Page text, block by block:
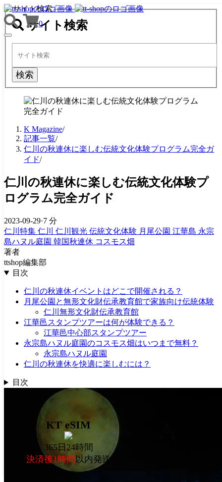
0
TOGGLE
NAVIGATION
KT eSIM
365日24時間
決済後1時間 以内発送
サイト検索
サイト検索
検索
K Magazine/
記事一覧/
仁川の秋連休に楽しむ伝統文化体験プログラム完全ガ
イド/
仁川の秋連休に楽しむ伝統文化体験プ
ログラム完全ガイド
2023-09-29·7 分
仁川特集 仁川 仁川観光 伝統文化体験 月尾公園 江華島 永宗
島ハヌル庭園 韓国秋連休 コスモス畑
著者
ttshop編集部
目次
仁川の秋連休イベントはどこで開催される？
月尾公園と無形文化財伝承教育館で家族向け伝統体験
仁川無形文化財伝承教育館
江華邑スタンプツアーは何が体験できる？
江華邑中心部スタンプツアー
永宗島ハヌル庭園のコスモス畑はいつまで無料？
永宗島ハヌル庭園
仁川の秋連休を快適に楽しむには？
目次